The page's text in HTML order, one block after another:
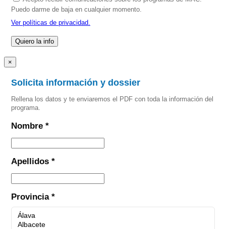
Puedo darme de baja en cualquier momento.
Ver políticas de privacidad.
×
Solicita información y dossier
Rellena los datos y te enviaremos el PDF con toda la información del
programa.
Nombre *
Apellidos *
Provincia *